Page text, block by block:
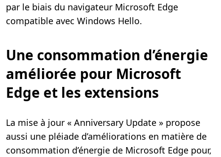
par le biais du navigateur Microsoft Edge
compatible avec Windows Hello.
Une consommation d’énergie
améliorée pour Microsoft
Edge et les extensions
La mise à jour « Anniversary Update » propose
aussi une pléiade d’améliorations en matière de
consommation d’énergie de Microsoft Edge pour,